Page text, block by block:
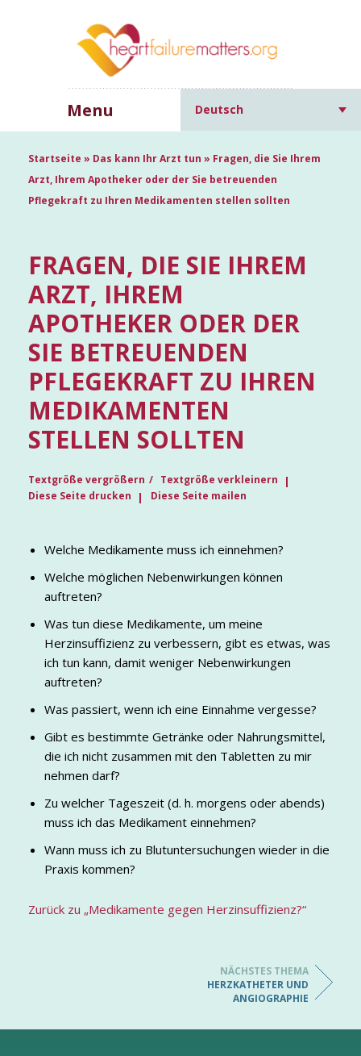
Menu Deutsch
Startseite » Das kann Ihr Arzt tun » Fragen, die Sie Ihrem
Arzt, Ihrem Apotheker oder der Sie betreuenden
Pflegekraft zu Ihren Medikamenten stellen sollten
FRAGEN, DIE SIE IHREM
ARZT, IHREM
APOTHEKER ODER DER
SIE BETREUENDEN
PFLEGEKRAFT ZU IHREN
MEDIKAMENTEN
STELLEN SOLLTEN
Textgröße vergrößern
Textgröße verkleinern
Diese Seite drucken
Diese Seite mailen
Welche Medikamente muss ich einnehmen?
Welche möglichen Nebenwirkungen können
auftreten?
Was tun diese Medikamente, um meine
Herzinsuffizienz zu verbessern, gibt es etwas, was
ich tun kann, damit weniger Nebenwirkungen
auftreten?
Was passiert, wenn ich eine Einnahme vergesse?
Gibt es bestimmte Getränke oder Nahrungsmittel,
die ich nicht zusammen mit den Tabletten zu mir
nehmen darf?
Zu welcher Tageszeit (d. h. morgens oder abends)
muss ich das Medikament einnehmen?
Wann muss ich zu Blutuntersuchungen wieder in die
Praxis kommen?
Zurück zu „Medikamente gegen Herzinsuffizienz?“
NÄCHSTES THEMA
HERZKATHETER UND
ANGIOGRAPHIE